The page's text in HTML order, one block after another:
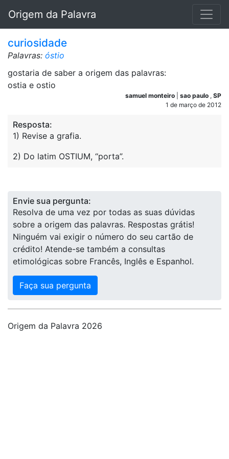
Origem da Palavra
curiosidade
Palavras: óstio
gostaria de saber a origem das palavras:
ostia e ostio
samuel monteiro sao paulo , SP
1 de março de 2012
Resposta:
1) Revise a grafia.
2) Do latim OSTIUM, “porta”.
Envie sua pergunta:
Resolva de uma vez por todas as suas dúvidas
sobre a origem das palavras. Respostas grátis!
Ninguém vai exigir o número do seu cartão de
crédito! Atende-se também a consultas
etimológicas sobre Francês, Inglês e Espanhol.
Faça sua pergunta
Origem da Palavra 2026